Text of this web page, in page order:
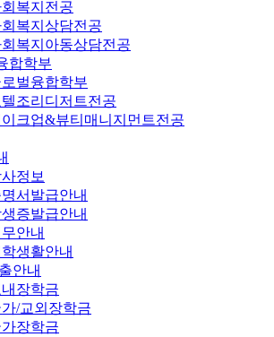
복지전공
복지상담전공
복지아동상담전공
합학부
벌융합학부
조리디저트전공
이크업&뷰티매니지먼트전공
정보
서발급안내
증발급안내
안내
생활안내
안내
내장학금
/교외장학금
장학금